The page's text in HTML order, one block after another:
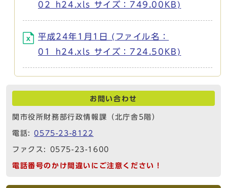
02_h24.xls サイズ：749.00KB)
平成24年1月1日 (ファイル名：
01_h24.xls サイズ：724.50KB)
お問い合わせ
関市役所財務部行政情報課（北庁舎5階）
電話:0575-23-8122
ファクス: 0575-23-1600
電話番号のかけ間違いにご注意ください！